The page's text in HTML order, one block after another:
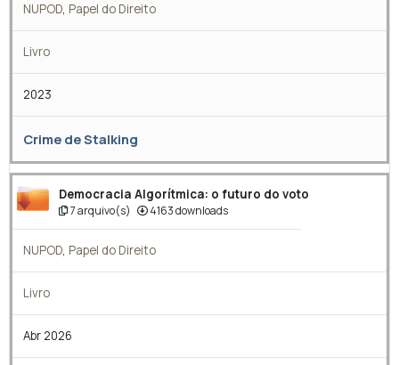
NUPOD, Papel do Direito
Livro
2023
Crime de Stalking
Democracia Algorítmica: o futuro do voto
7 arquivo(s) 4163 downloads
NUPOD, Papel do Direito
Livro
Abr 2026